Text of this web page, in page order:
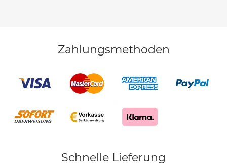
Zahlungsmethoden
Schnelle Lieferung